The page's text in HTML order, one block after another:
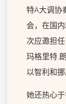
特A大调协
会，在国
次应邀担
玛格里特.
以智利和
她还热心